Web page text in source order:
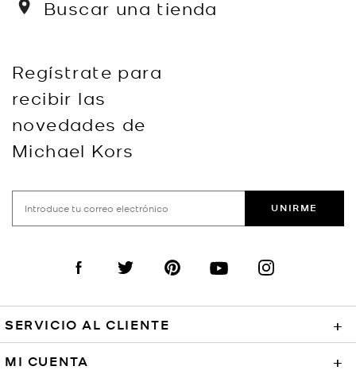
Buscar una tienda
Regístrate para
recibir las
novedades de
Michael Kors
UNIRME
Visit us on Facebook
Visit us on TwitterVisit us on PinterestVisit us on YouTube
Visit us on
SERVICIO AL CLIENTE +
MI CUENTA +